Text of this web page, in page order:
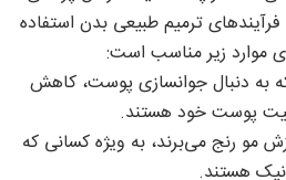
ترمیم طبیعی بدن استفاده
موارد زیر مناسب است:
به دنبال جوانسازی پوست، کاهش
پوست خود هستند.
مو رنج می‌برند، به ویژه کسانی که
هستند.